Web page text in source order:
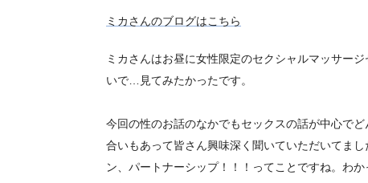
ミカさんのブログはこちら
ミカさんはお昼に女性限定のセクシャルマッサー
いで…
見てみたかったです。
今回の性のお話のなかでもセックスの話が中心でど
合いもあって皆さん興味深く聞いていただいてま
ン、パートナーシップ！！！ってことですね。 わか